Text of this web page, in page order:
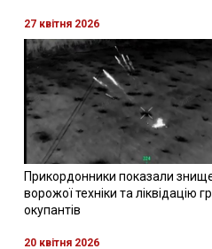
27 квітня 2026
Прикордонники показали
ворожої техніки та ліквідацію
окупантів
20 квітня 2026